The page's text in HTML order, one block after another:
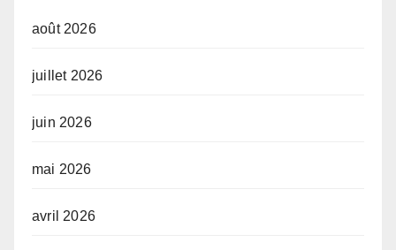
août 2026
juillet 2026
juin 2026
mai 2026
avril 2026